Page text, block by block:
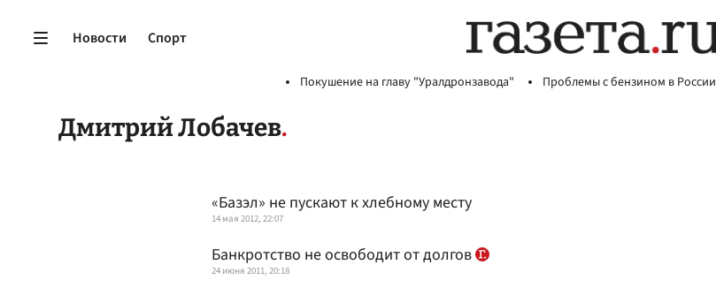
Новости Спорт
Покушение на главу "Уралдронзавода" Проблемы с бензином в России
Дмитрий Лобачев
«Базэл» не пускают к хлебному месту
14 мая 2012, 22:07
Банкротство не освободит от долгов
24 июня 2011, 20:18